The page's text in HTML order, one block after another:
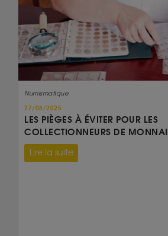
Numismatique
27/08/2025
LES PIÈGES À ÉVITER POUR LES
COLLECTIONNEURS DE
Lire la suite